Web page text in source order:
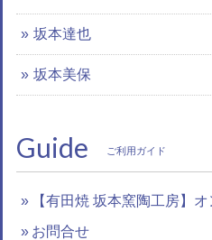
坂本達也
坂本美保
Guide ご利用ガイド
【有田焼 坂本窯陶工房】
お問合せ